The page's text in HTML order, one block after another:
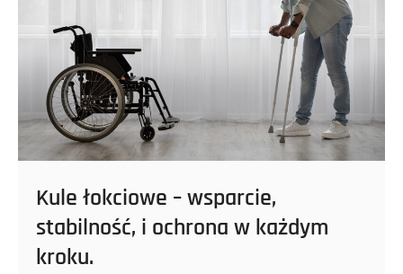
korzyści.
Kule łokciowe – wsparcie,
stabilność, i ochrona w każdym
kroku.